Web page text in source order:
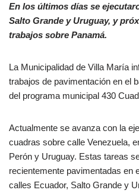
En los últimos días se
Salto Grande y Uruguay, y
trabajos sobre Panamá.
La Municipalidad de Villa María
trabajos de pavimentación en el
del programa municipal 430
Actualmente se avanza con la
cuadras sobre calle Venezuela,
Perón y Uruguay. Estas tareas
recientemente pavimentadas en
calles Ecuador, Salto Grande y